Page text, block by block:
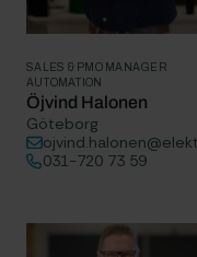
SALES & PMO MANAGER
AUTOMATION
Öjvind Halonen
Göteborg
031-720 73 59